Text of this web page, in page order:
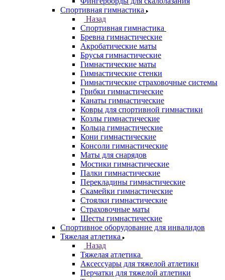
Спортивная гимнастика
Назад
Спортивная гимнастика
Бревна гимнастические
Акробатические маты
Брусья гимнастические
Гимнастические маты
Гимнастические стенки
Гимнастические страховочные системы
Грибки гимнастические
Канаты гимнастические
Ковры для спортивной гимнастики
Козлы гимнастические
Кольца гимнастические
Кони гимнастические
Консоли гимнастические
Маты для снарядов
Мостики гимнастические
Палки гимнастические
Перекладины гимнастические
Скамейки гимнастические
Стоялки гимнастические
Страховочные маты
Шесты гимнастические
Спортивное оборудование для инвалидов
Тяжелая атлетика
Назад
Тяжелая атлетика
Аксессуары для тяжелой атлетики
Перчатки для тяжелой атлетики